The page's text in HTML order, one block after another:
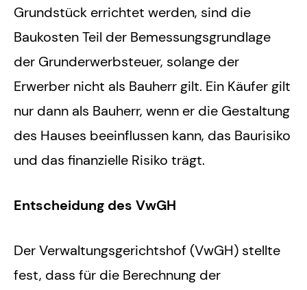
Grundstück errichtet werden, sind die
Baukosten Teil der Bemessungsgrundlage
der Grunderwerbsteuer, solange der
Erwerber nicht als Bauherr gilt. Ein Käufer gilt
nur dann als Bauherr, wenn er die Gestaltung
des Hauses beeinflussen kann, das Baurisiko
und das finanzielle Risiko trägt.
Entscheidung des VwGH
Der Verwaltungsgerichtshof (VwGH) stellte
fest, dass für die Berechnung der